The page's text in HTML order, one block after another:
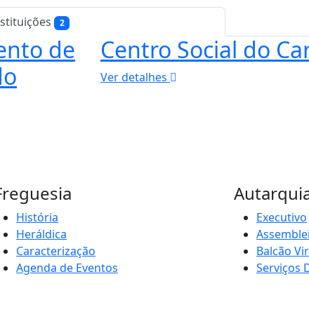
2
de
Centro Social do
Ver detalhes
História
Heráldica
Caracterização
Agenda de Eventos
Executivo
Balcão
Serviços